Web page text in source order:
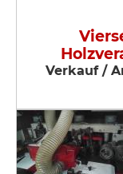
Verkauf /